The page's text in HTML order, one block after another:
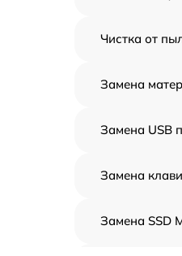
Чистка от
Замена
Замена USB
Замена
Замена SSD